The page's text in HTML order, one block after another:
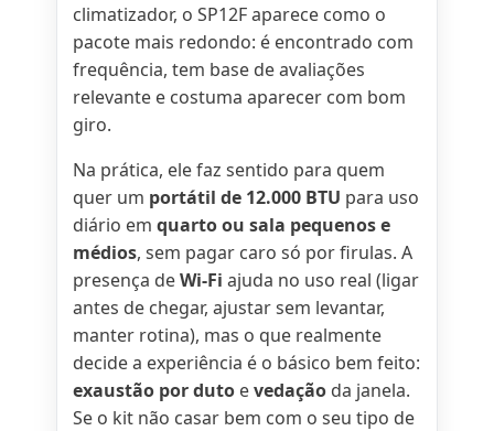
climatizador, o SP12F aparece como o
pacote mais redondo: é encontrado com
frequência, tem base de avaliações
relevante e costuma aparecer com bom
giro.
Na prática, ele faz sentido para quem
quer um portátil de 12.000 BTU para uso
diário em quarto ou sala pequenos e
médios, sem pagar caro só por firulas. A
presença deWi-Fi ajuda no uso real (ligar
antes de chegar, ajustar sem levantar,
manter rotina), mas o que realmente
decide a experiência é o básico bem feito:
exaustão por duto evedação da janela.
Se o kit não casar bem com o seu tipo de